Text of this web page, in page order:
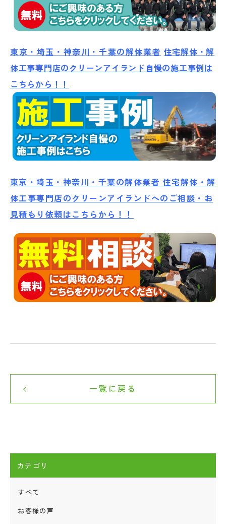
東京・埼玉・神奈川・千葉の解体業者 住宅解体・解
体工事専門店のクリーンアイランド自慢の施工事例は
こちらから！！
東京・埼玉・神奈川・千葉の解体業者 住宅解体・解
体工事専門店のクリーンアイランドへのご相談・お
見積もり依頼はこちらから！！
一覧に戻る
カテゴリ
すべて
お客様の声